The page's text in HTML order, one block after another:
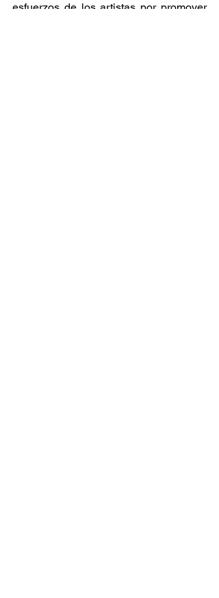
esfuerzos de los artistas por promover